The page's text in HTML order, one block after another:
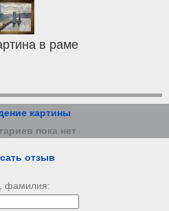
в раме
картины
пока нет
отзыв
фамилия: